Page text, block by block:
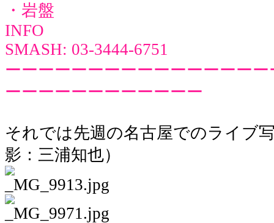
・岩盤
INFO
SMASH: 03-3444-6751
ーーーーーーーーーーーーーーー
ーーーーーーーーーーーー
それでは先週の名古屋でのライブ
影：三浦知也）